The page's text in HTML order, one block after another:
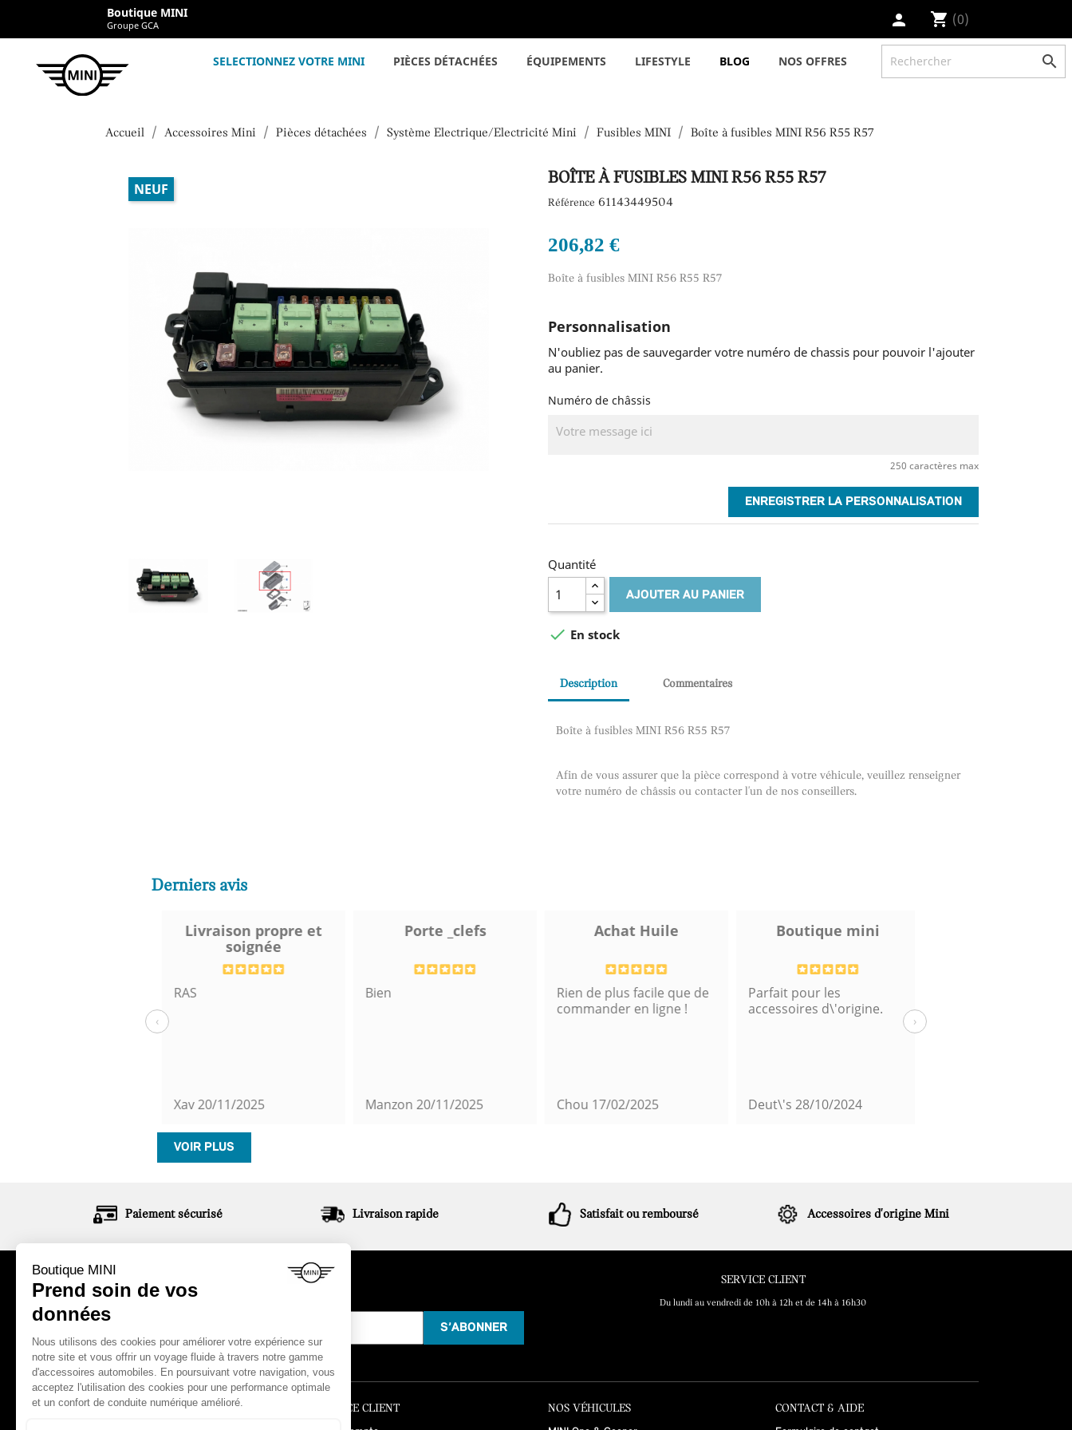
Boutique MINI
Groupe GCA person shopping_cart (0)
SELECTIONNEZ VOTRE MINI PIÈCES DÉTACHÉES ÉQUIPEMENTS LIFESTYLE BLOG NOS OFFRES 
Accueil Accessoires Mini Pièces détachées Système Electrique/Electricité Mini Fusibles MINI Boîte à fusibles MINI R56 R55 R57
NEUF
BOÎTE À FUSIBLES MINI R56 R55 R57
Référence 61143449504
206,82 €
Boîte à fusibles MINI R56 R55 R57
Personnalisation
N'oubliez pas de sauvegarder votre numéro de chassis pour pouvoir l'ajouter
au panier.
Numéro de châssis
250 caractères max
ENREGISTRER LA PERSONNALISATION
Quantité
AJOUTER AU PANIER
 En stock
Description Commentaires
Boîte à fusibles MINI R56 R55 R57
Afin de vous assurer que la pièce correspond à votre véhicule, veuillez renseigner
votre numéro de châssis ou contacter l'un de nos conseillers.
Derniers avis
Livraison propre et
soignée
RAS
Xav20/11/2025
Porte _clefs
Bien
Manzon20/11/2025
Achat Huile
Rien de plus facile que de
commander en ligne !
Chou17/02/2025
Boutique mini
Parfait pour les
accessoires d\'origine.
Deut\'s28/10/2024
‹ ›
VOIR PLUS
Paiement sécurisé Livraison rapide Satisfait ou remboursé Accessoires d'origine Mini
ABONNEZ-VOUS À NOTRE NEWSLETTER SERVICE CLIENT
Du lundi au vendredi de 10h à 12h et de 14h à 16h30
LA BOUTIQUE
ESPACE CLIENT
NOS VÉHICULES
CONTACT & AIDE